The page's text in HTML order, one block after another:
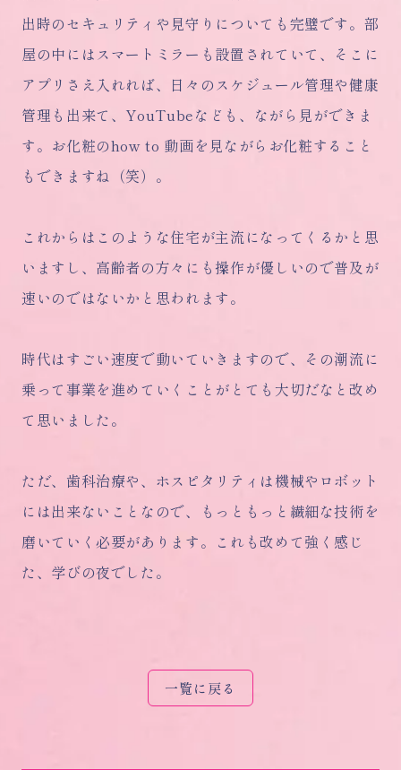
出時のセキュリティや見守りについても完璧です。部
屋の中にはスマートミラーも設置されていて、そこに
アプリさえ入れれば、日々のスケジュール管理や健康
管理も出来て、YouTubeなども、ながら見ができま
す。お化粧のhow to 動画を見ながらお化粧すること
もできますね（笑）。
これからはこのような住宅が主流になってくるかと思
いますし、高齢者の方々にも操作が優しいので普及が
速いのではないかと思われます。
時代はすごい速度で動いていきますので、その潮流に
乗って事業を進めていくことがとても大切だなと改め
て思いました。
ただ、歯科治療や、ホスピタリティは機械やロボット
には出来ないことなので、もっともっと繊細な技術を
磨いていく必要があります。これも改めて強く感じ
た、学びの夜でした。
一覧に戻る